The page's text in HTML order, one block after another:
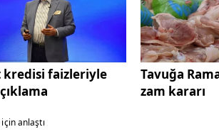
kredisi faizleriyle
Tavuğa
zam kararı
anlaştı